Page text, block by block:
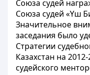
Союза судей
Союза судей «Үш
Значительное
заседания было
Стратегии
Казахстан на
судейского